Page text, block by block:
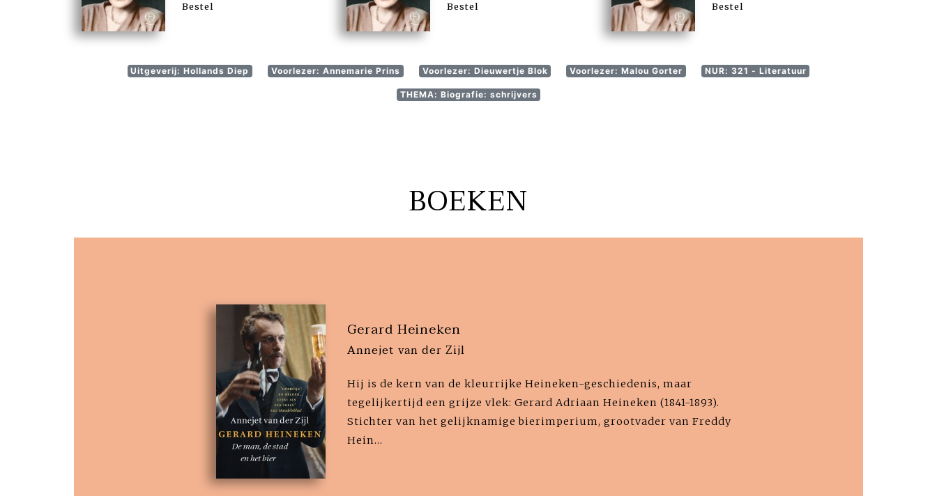
Bestel Bestel Bestel
Uitgeverij: Hollands Diep Voorlezer: Annemarie Prins Voorlezer: Dieuwertje Blok Voorlezer: Malou Gorter NUR: 321 - Literatuur
THEMA: Biografie: schrijvers
BOEKEN
Gerard Heineken
Annejet van der Zijl
Hij is de kern van de kleurrijke Heineken-geschiedenis, maar
tegelijkertijd een grijze vlek: Gerard Adriaan Heineken (1841-1893).
Stichter van het gelijknamige bierimperium, grootvader van Freddy
Hein...